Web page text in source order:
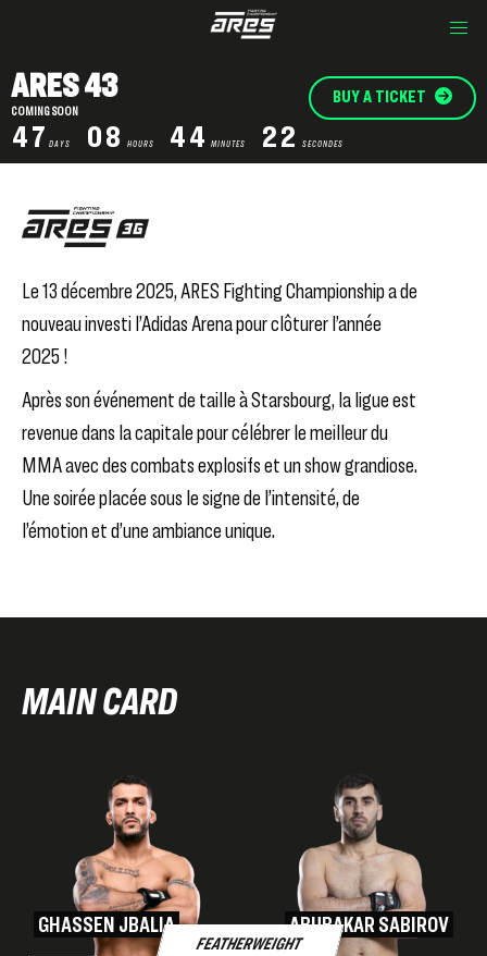
ARES 43
COMING SOON
47 DAYS 08 HOURS 44 MINUTES 21 SECONDES
BUY A TICKET
Le 13 décembre 2025, ARES Fighting Championship a de
nouveau investi l’Adidas Arena pour clôturer l’année
2025 !
Après son événement de taille à Starsbourg, la ligue est
revenue dans la capitale pour célébrer le meilleur du
MMA avec des combats explosifs et un show grandiose.
Une soirée placée sous le signe de l’intensité, de
l’émotion et d’une ambiance unique.
MAIN CARD
FEATHERWEIGHT
GHASSEN JBALIA ABUBAKAR SABIROV